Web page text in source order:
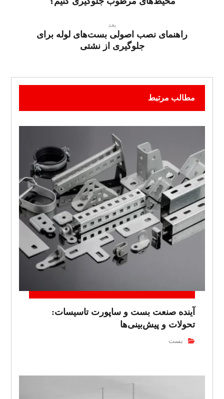
بعد
راهنمای نصب اصولی بست‌های لوله برای
جلوگیری از نشتی
مطالب مرتبط
آینده صنعت بست و ساپورت تاسیسات:
تحولات و پیش‌بینی‌ها
بست